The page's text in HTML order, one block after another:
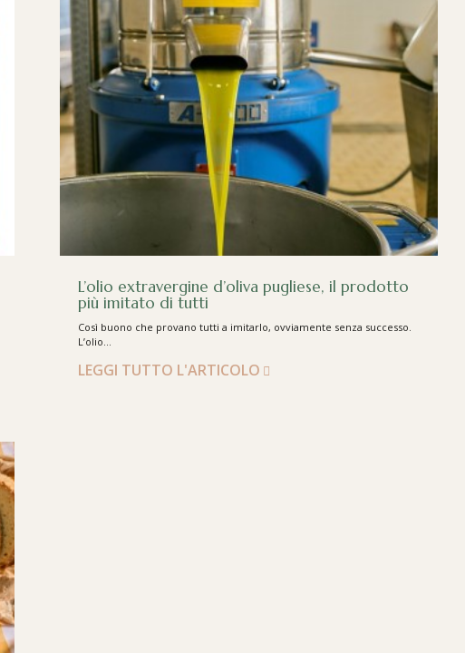
L’olio extravergine d’oliva pugliese, il prodotto
più imitato di tutti
Così buono che provano tutti a imitarlo, ovviamente senza successo.
L’olio...
LEGGI TUTTO L'ARTICOLO